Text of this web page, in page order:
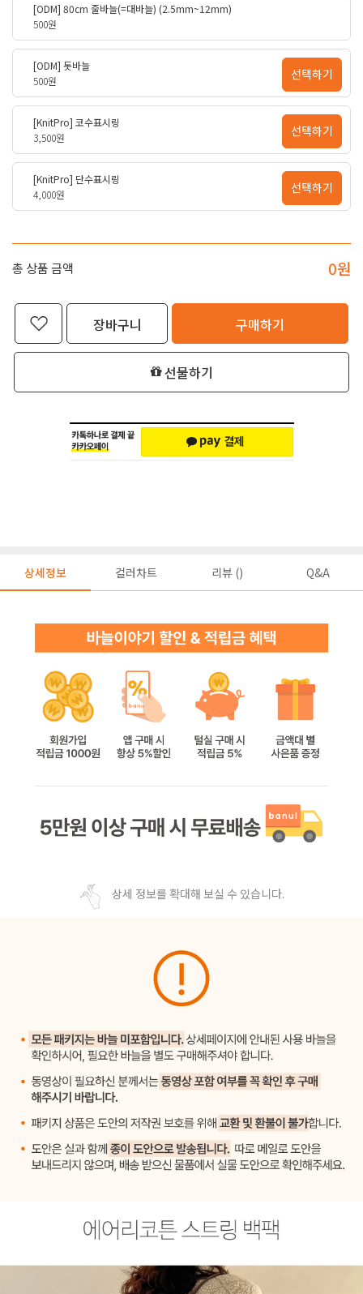
[ODM] 80cm 줄바늘(=대바늘) (2.5mm~12mm)
500원
[ODM] 돗바늘
500원
선택하기
[KnitPro] 코수표시링
3,500원
선택하기
[KnitPro] 단수표시링
4,000원
선택하기
총 상품 금액 0원
장바구니 구매하기
선물하기
상세정보 컬러차트 리뷰 () Q&A
상세 정보를 확대해 보실 수 있습니다.